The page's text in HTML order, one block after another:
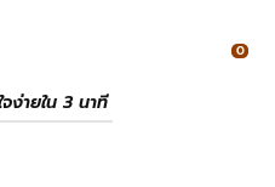
ง่ายใน 3 นาที
0